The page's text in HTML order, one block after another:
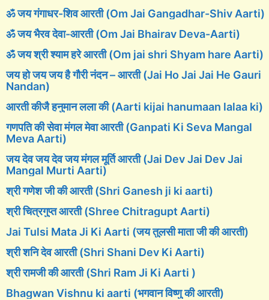
ॐ जय गंगाधर-शिव आरती (Om Jai Gangadhar-Shiv Aarti)
ॐ जय भैरव देवा-आरती (Om Jai Bhairav Deva-Aarti)
ॐ जय श्री श्याम हरे आरती (Om jai shri Shyam hare Aarti)
जय हो जय जय है गौरी नंदन – आरती (Jai Ho Jai Jai He Gauri
Nandan)
आरती कीजै हनुमान लला की (Aarti kijai hanumaan lalaa ki)
गणपति की सेवा मंगल मेवा आरती (Ganpati Ki Seva Mangal
Meva Aarti)
जय देव जय देव जय मंगल मूर्ति आरती (Jai Dev Jai Dev Jai
Mangal Murti Aarti)
श्री गणेश जी की आरती (Shri Ganesh ji ki aarti)
श्री चित्रगुप्त आरती (Shree Chitragupt Aarti)
Jai Tulsi Mata Ji Ki Aarti (जय तुलसी माता जी की आरती)
श्री शनि देव आरती (Shri Shani Dev Ki Aarti)
श्री रामजी की आरती (Shri Ram Ji Ki Aarti )
Bhagwan Vishnu ki aarti (भगवान विष्णु की आरती)